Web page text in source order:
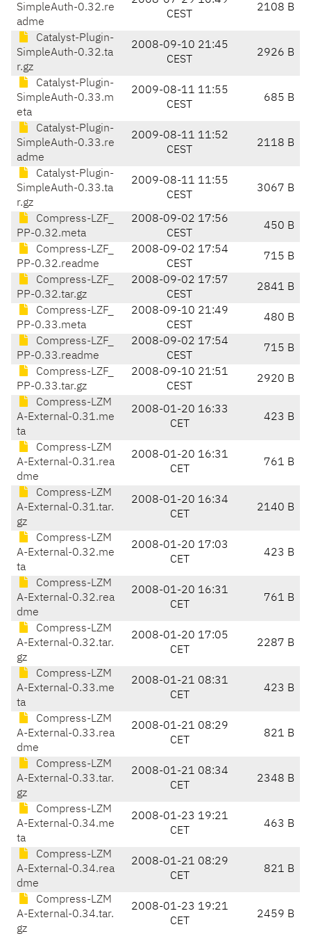
SimpleAuth-0.32.re
adme
CEST
2108 B
Catalyst-Plugin-
SimpleAuth-0.32.ta
r.gz
2008-09-10 21:45
CEST
2926 B
Catalyst-Plugin-
SimpleAuth-0.33.m
eta
2009-08-11 11:55
CEST
685 B
Catalyst-Plugin-
SimpleAuth-0.33.re
adme
2009-08-11 11:52
CEST
2118 B
Catalyst-Plugin-
SimpleAuth-0.33.ta
r.gz
2009-08-11 11:55
CEST
3067 B
Compress-LZF_
PP-0.32.meta
2008-09-02 17:56
CEST
450 B
Compress-LZF_
PP-0.32.readme
2008-09-02 17:54
CEST
715 B
Compress-LZF_
PP-0.32.tar.gz
2008-09-02 17:57
CEST
2841 B
Compress-LZF_
PP-0.33.meta
2008-09-10 21:49
CEST
480 B
Compress-LZF_
PP-0.33.readme
2008-09-02 17:54
CEST
715 B
Compress-LZF_
PP-0.33.tar.gz
2008-09-10 21:51
CEST
2920 B
Compress-LZM
A-External-0.31.me
ta
2008-01-20 16:33
CET
423 B
Compress-LZM
A-External-0.31.rea
dme
2008-01-20 16:31
CET
761 B
Compress-LZM
A-External-0.31.tar.
gz
2008-01-20 16:34
CET
2140 B
Compress-LZM
A-External-0.32.me
ta
2008-01-20 17:03
CET
423 B
Compress-LZM
A-External-0.32.rea
dme
2008-01-20 16:31
CET
761 B
Compress-LZM
A-External-0.32.tar.
gz
2008-01-20 17:05
CET
2287 B
Compress-LZM
A-External-0.33.me
ta
2008-01-21 08:31
CET
423 B
Compress-LZM
A-External-0.33.rea
dme
2008-01-21 08:29
CET
821 B
Compress-LZM
A-External-0.33.tar.
gz
2008-01-21 08:34
CET
2348 B
Compress-LZM
A-External-0.34.me
ta
2008-01-23 19:21
CET
463 B
Compress-LZM
A-External-0.34.rea
dme
2008-01-21 08:29
CET
821 B
Compress-LZM
A-External-0.34.tar.
gz
2008-01-23 19:21
CET
2459 B